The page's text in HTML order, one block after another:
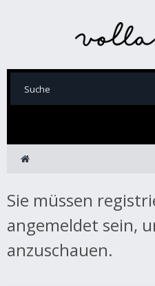
Sie müssen
angemeldet sein,
anzuschauen.